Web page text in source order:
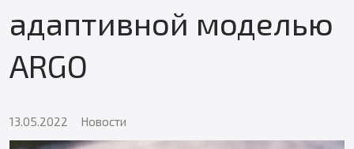
адаптивной моделью
ARGO
13.05.2022 Новости